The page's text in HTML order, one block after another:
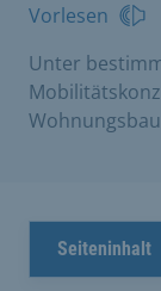
Vorlesen
Unter
Seiteninhalt